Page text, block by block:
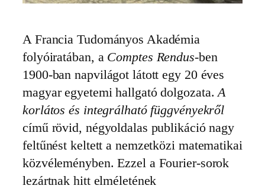
A Francia Tudományos Akadémia
folyóiratában, a Comptes Rendus-ben
1900-ban napvilágot látott egy 20 éves
magyar egyetemi hallgató dolgozata.A
korlátos és integrálható függvényekről
című rövid, négyoldalas publikáció nagy
feltűnést keltett a nemzetközi matematikai
közvéleményben. Ezzel a Fourier-sorok
lezártnak hitt elméletének